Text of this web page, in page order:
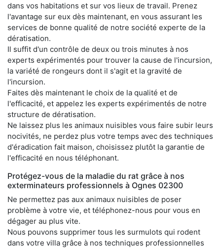
dans vos habitations et sur vos lieux de travail. Prenez
l'avantage sur eux dès maintenant, en vous assurant les
services de bonne qualité de notre société experte de la
dératisation.
Il suffit d'un contrôle de deux ou trois minutes à nos
experts expérimentés pour trouver la cause de l'incursion,
la variété de rongeurs dont il s'agit et la gravité de
l'incursion.
Faites dès maintenant le choix de la qualité et de
l'efficacité, et appelez les experts expérimentés de notre
structure de dératisation.
Ne laissez plus les animaux nuisibles vous faire subir leurs
nocivités, ne perdez plus votre temps avec des techniques
d'éradication fait maison, choisissez plutôt la garantie de
l'efficacité en nous téléphonant.
Protégez-vous de la maladie du rat grâce à nos
exterminateurs professionnels à Ognes 02300
Ne permettez pas aux animaux nuisibles de poser
problème à votre vie, et téléphonez-nous pour vous en
dégager au plus vite.
Nous pouvons supprimer tous les surmulots qui rodent
dans votre villa grâce à nos techniques professionnelles